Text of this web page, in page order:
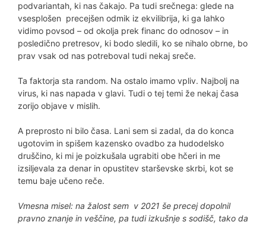
podvariantah, ki nas čakajo. Pa tudi srečnega: glede na
vsesplošen precejšen odmik iz ekvilibrija, ki ga lahko
vidimo povsod – od okolja prek financ do odnosov – in
posledično pretresov, ki bodo sledili, ko se nihalo obrne, bo
prav vsak od nas potreboval tudi nekaj sreče.
Ta faktorja sta random. Na ostalo imamo vpliv. Najbolj na
virus, ki nas napada v glavi. Tudi o tej temi že nekaj časa
zorijo objave v mislih.
A preprosto ni bilo časa. Lani sem si zadal, da do konca
ugotovim in spišem kazensko ovadbo za hudodelsko
druščino, ki mi je poizkušala ugrabiti obe hčeri in me
izsiljevala za denar in opustitev starševske skrbi, kot se
temu baje učeno reče.
Vmesna misel: na žalost sem v 2021 še precej dopolnil
pravno znanje in veščine, pa tudi izkušnje s sodišč, tako da